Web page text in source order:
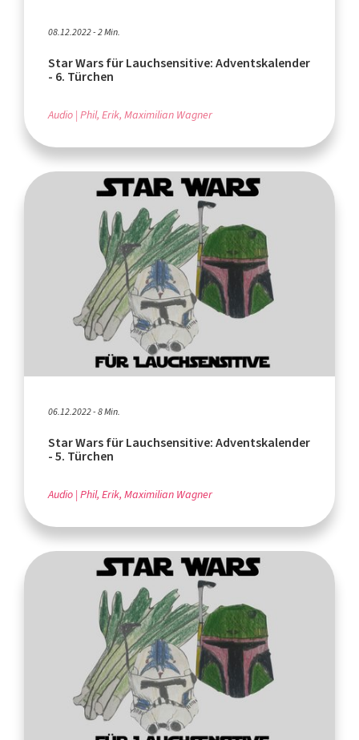
08.12.2022 - 2 Min.
Star Wars für Lauchsensitive: Adventskalender
- 6. Türchen
Audio Phil, Erik, Maximilian Wagner
06.12.2022 - 8 Min.
Star Wars für Lauchsensitive: Adventskalender
- 5. Türchen
Audio Phil, Erik, Maximilian Wagner